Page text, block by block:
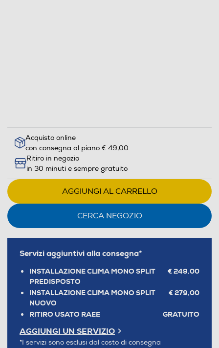
Acquisto online
con consegna al piano € 49,00
Ritiro in negozio
in 30 minuti e sempre gratuito
AGGIUNGI AL CARRELLO
CERCA NEGOZIO
Servizi aggiuntivi alla consegna*
INSTALLAZIONE CLIMA MONO SPLIT
PREDISPOSTO
€ 249,00
INSTALLAZIONE CLIMA MONO SPLIT
NUOVO
€ 279,00
RITIRO USATO RAEE GRATUITO
AGGIUNGI UN SERVIZIO
*I servizi sono esclusi dal costo di consegna